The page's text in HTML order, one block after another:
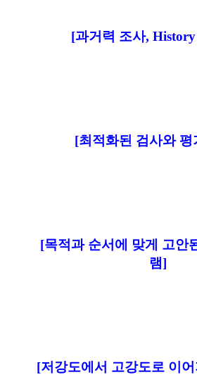
[과거력 조사,
[최적화된 검사와 평
[목적과 순서에 맞게 고안
램]
[저강도에서 고강도로 이